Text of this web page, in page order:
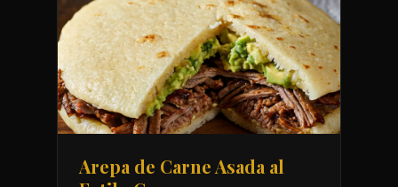
Arepa de Carne Asada al